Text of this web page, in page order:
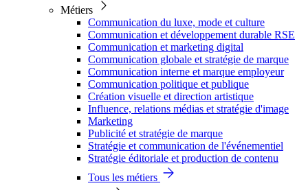
Métiers
Communication du luxe, mode et culture
Communication et développement durable RSE
Communication et marketing digital
Communication globale et stratégie de marque
Communication interne et marque employeur
Communication politique et publique
Création visuelle et direction artistique
Influence, relations médias et stratégie d'image
Marketing
Publicité et stratégie de marque
Stratégie et communication de l'événementiel
Stratégie éditoriale et production de contenu
Tous les métiers